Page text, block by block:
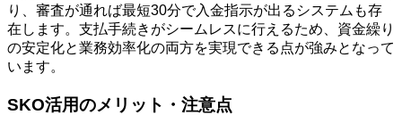
り、審査が通れば最短30分で入金指示が出るシステムも存
在します。支払手続きがシームレスに行えるため、資金繰り
の安定化と業務効率化の両方を実現できる点が強みとなって
います。
SKO活用のメリット・注意点